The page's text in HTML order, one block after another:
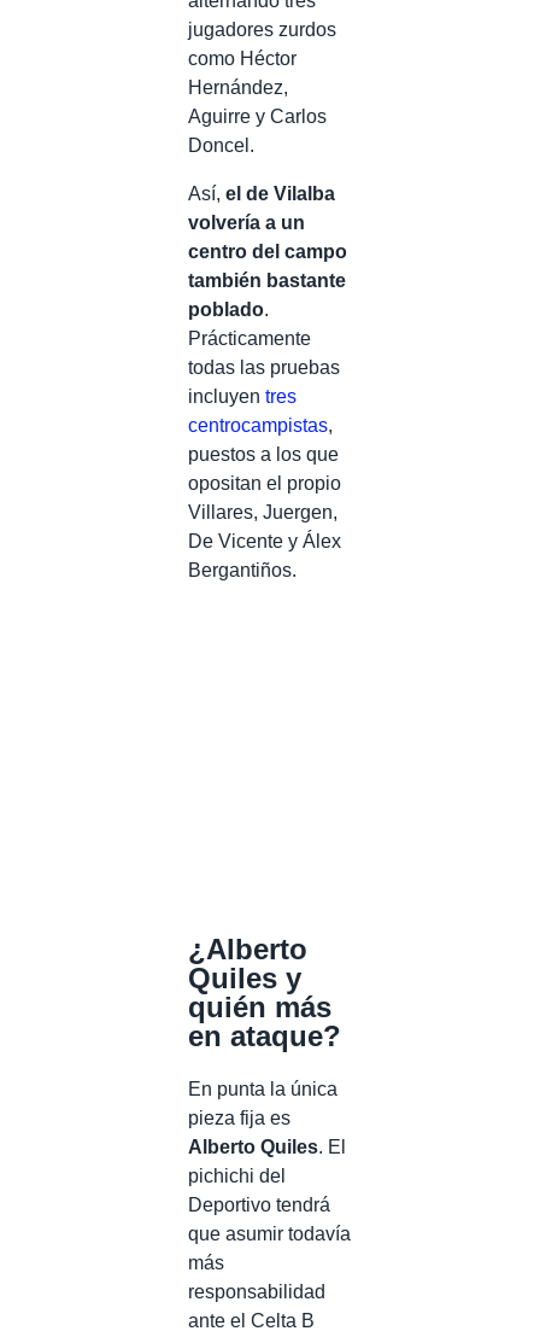
jugadores zurdos
como Héctor
Hernández,
Aguirre y Carlos
Doncel.
Así, el de Vilalba
volvería a un
centro del campo
también bastante
poblado.
Prácticamente
todas las pruebas
incluyen tres
centrocampistas,
puestos a los que
opositan el propio
Villares, Juergen,
De Vicente y Álex
Bergantiños.
¿Alberto
Quiles y
quién más
en ataque?
En punta la única
pieza fija es
Alberto Quiles. El
pichichi del
Deportivo tendrá
que asumir todavía
más
responsabilidad
ante el Celta B